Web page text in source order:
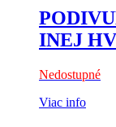
INEJ
Nedostupné
Viac info